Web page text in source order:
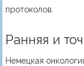
протоколов.
Ранняя и
Немецкая